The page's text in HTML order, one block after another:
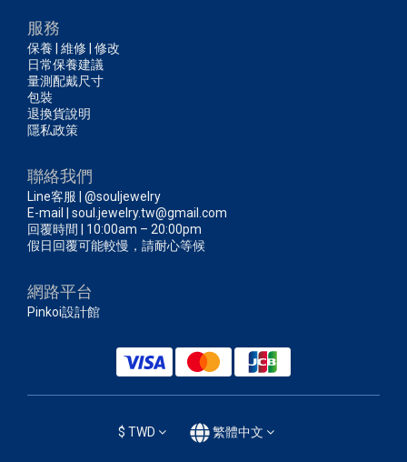
服務
保養 | 維修 | 修改
日常保養建議
量測配戴尺寸
包裝
退換貨說明
隱私政策
聯絡我們
Line客服 | @souljewelry
E-mail | soul.jewelry.tw@gmail.com
回覆時間 | 10:00am – 20:00pm
假日回覆可能較慢，請耐心等候
網路平台
Pinkoi設計館
$ TWD 繁體中文